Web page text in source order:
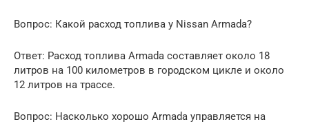
Вопрос: Какой расход топлива у Nissan Armada?
Ответ: Расход топлива Armada составляет около 18
литров на 100 километров в городском цикле и около
12 литров на трассе.
Вопрос: Насколько хорошо Armada управляется на